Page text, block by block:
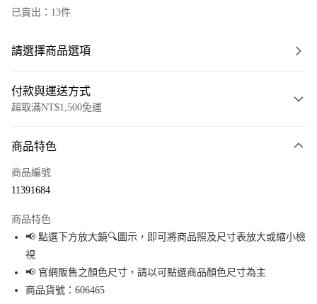
已賣出：13件
請選擇商品選項
付款與運送方式
超取滿NT$1,500免運
信用卡一次付款
Apple Pay
街口支付
悠遊付
商品特色
商品編號
11391684
商品特色
📢 點選下方放大鏡🔍圖示，即可將商品照及尺寸表放大或縮小檢
視
📢 官網販售之顏色尺寸，請以可點選商品顏色尺寸為主
商品貨號：606465